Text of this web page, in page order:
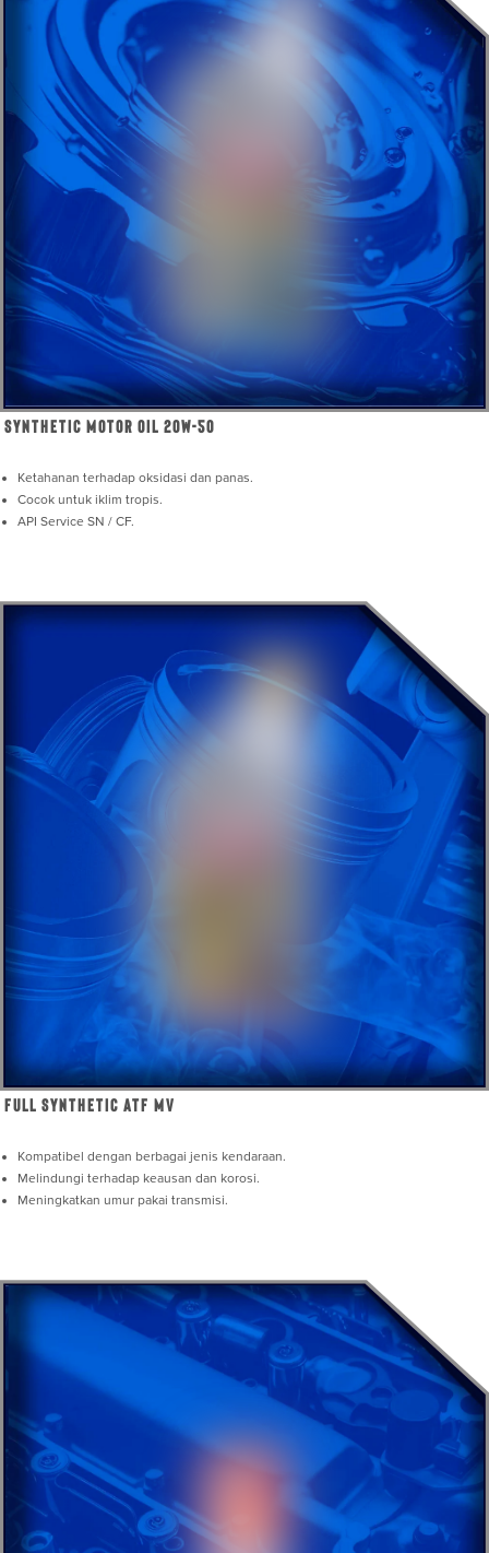
Synthetic Motor Oil 20W-50
Ketahanan terhadap oksidasi dan panas.
Cocok untuk iklim tropis.
API Service SN / CF.
Full Synthetic ATF MV
Kompatibel dengan berbagai jenis kendaraan.
Melindungi terhadap keausan dan korosi.
Meningkatkan umur pakai transmisi.